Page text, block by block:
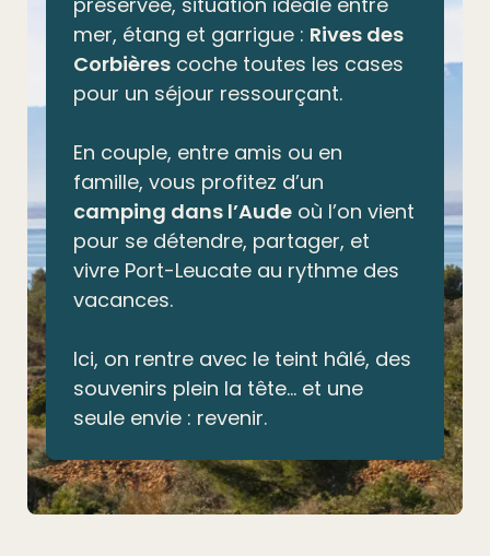
mer, étang et garrigue : Rives des
Corbièrescoche toutes les cases
pour un séjour ressourçant.
En couple, entre amis ou en
famille, vous profitez d’un
camping dans l’Audeoù l’on vient
pour se détendre, partager, et
vivre Port-Leucate au rythme des
vacances.
Ici, on rentre avec le teint hâlé, des
souvenirs plein la tête… et une
seule envie : revenir.